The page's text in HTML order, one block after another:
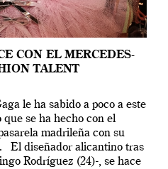
CON EL MERCEDES-
TALENT
le ha sabido a poco a este
se ha hecho con el
madrileña con su
El diseñador alicantino tras
Rodríguez (24)-, se hace